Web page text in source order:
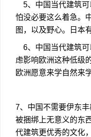
5、中国当代建筑可
怕没必要这么着急。
图，以及野心。日本
6、中国当代建筑可
虑影响欧洲这种低级
欧洲愿意来学自然来
7、中国不需要伊东
被捆绑上无意义的东
代建筑更优秀的文化